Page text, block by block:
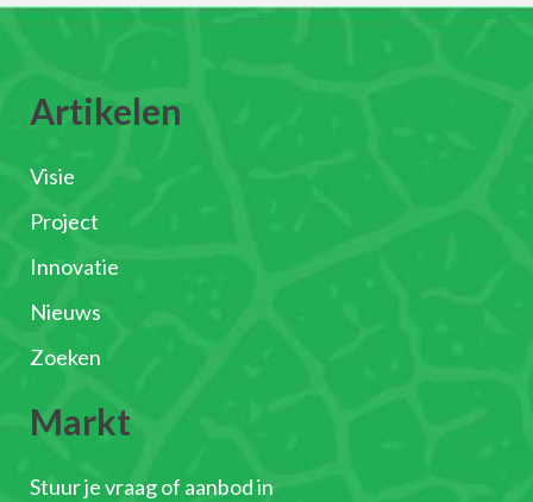
Artikelen
Visie
Project
Innovatie
Nieuws
Zoeken
Markt
Stuur je vraag of aanbod in